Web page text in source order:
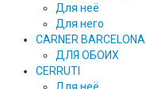
Для неё
Для него
CARNER BARCELONA
ДЛЯ ОБОИХ
CERRUTI